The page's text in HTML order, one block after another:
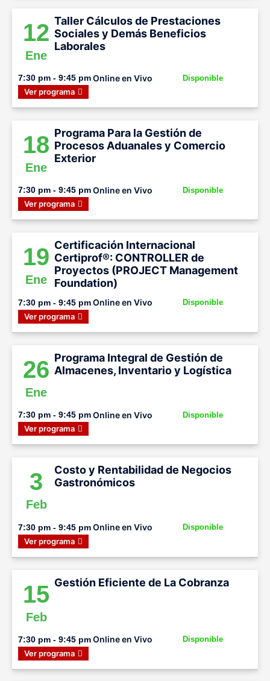
12
Ene
Taller Cálculos de Prestaciones
Sociales y Demás Beneficios
Laborales
7:30 pm - 9:45 pmOnline en Vivo Disponible
Ver programa
18
Ene
Programa Para la Gestión de
Procesos Aduanales y Comercio
Exterior
7:30 pm - 9:45 pmOnline en Vivo Disponible
Ver programa
19
Ene
Certificación Internacional
Certiprof®: CONTROLLER de
Proyectos (PROJECT Management
Foundation)
7:30 pm - 9:45 pmOnline en Vivo Disponible
Ver programa
26
Ene
Programa Integral de Gestión de
Almacenes, Inventario y Logística
7:30 pm - 9:45 pmOnline en Vivo Disponible
Ver programa
3
Feb
Costo y Rentabilidad de Negocios
Gastronómicos
7:30 pm - 9:45 pmOnline en Vivo Disponible
Ver programa
15
Feb
Gestión Eficiente de La Cobranza
7:30 pm - 9:45 pmOnline en Vivo Disponible
Ver programa